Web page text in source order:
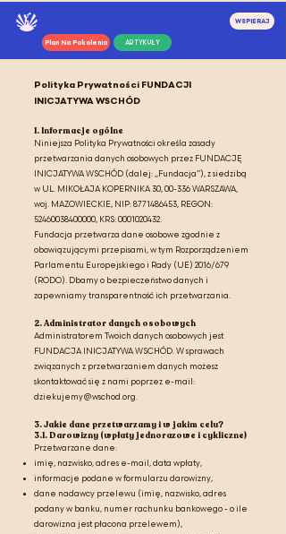
Plan Na Pokolenia ARTYKUŁY
WSPIERAJ
Polityka Prywatności FUNDACJI
INICJATYWA WSCHÓD
1. Informacje ogólne
Niniejsza Polityka Prywatności określa zasady
przetwarzania danych osobowych przez FUNDACJĘ
INICJATYWA WSCHÓD (dalej: „Fundacja”), z siedzibą
w UL. MIKOŁAJA KOPERNIKA 30, 00-336 WARSZAWA,
woj. MAZOWIECKIE, NIP:8771486453, REGON:
52460038400000, KRS:0001020432.
Fundacja przetwarza dane osobowe zgodnie z
obowiązującymi przepisami, w tym Rozporządzeniem
Parlamentu Europejskiego i Rady (UE) 2016/679
(RODO). Dbamy o bezpieczeństwo danych i
zapewniamy transparentność ich przetwarzania.
2. Administrator danych osobowych
Administratorem Twoich danych osobowych jest
FUNDACJA INICJATYWA WSCHÓD. W sprawach
związanych z przetwarzaniem danych możesz
skontaktować się z nami poprzez e-mail:
dziekujemy@wschod.org.
3. Jakie dane przetwarzamy i w jakim celu?
3.1. Darowizny (wpłaty jednorazowe i cykliczne)
Przetwarzane dane:
imię, nazwisko, adres e-mail, data wpłaty,
informacje podane w formularzu darowizny,
dane nadawcy przelewu (imię, nazwisko, adres
podany w banku, numer rachunku bankowego - o ile
darowizna jest płacona przelewem),